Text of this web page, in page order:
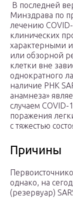
В последней
Минздрава по
лечению
клинических
характерными
или обзорной
клетки вне
однократного
наличие РНК
анамнеза»
случаем
поражения
с тяжестью
Причины
однако, на
(резервуар)